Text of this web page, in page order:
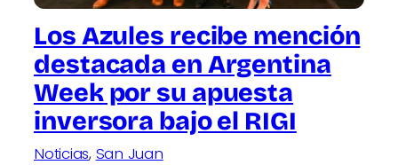
Los Azules recibe mención
destacada en Argentina
Week por su apuesta
inversora bajo el RIGI
Noticias, San Juan